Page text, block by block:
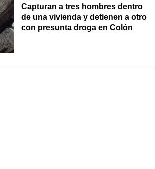
Capturan a tres hombres dentro
de una vivienda y detienen a otro
con presunta droga en Colón